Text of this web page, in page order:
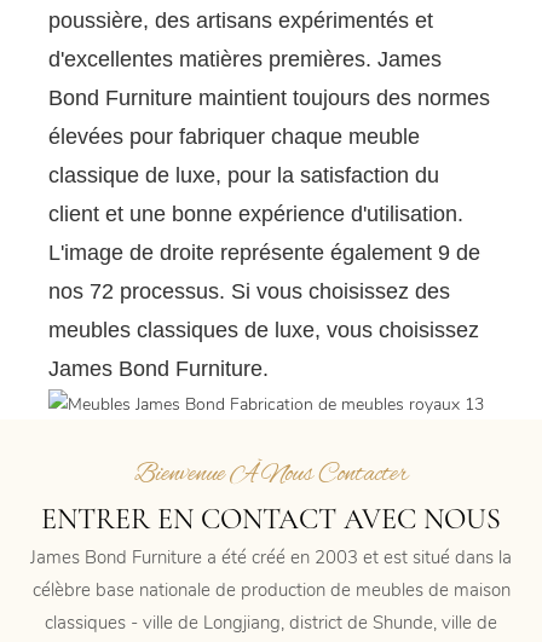
poussière, des artisans expérimentés et
d'excellentes matières premières. James
Bond Furniture maintient toujours des normes
élevées pour fabriquer chaque meuble
classique de luxe, pour la satisfaction du
client et une bonne expérience d'utilisation.
L'image de droite représente également 9 de
nos 72 processus. Si vous choisissez des
meubles classiques de luxe, vous choisissez
James Bond Furniture.
Bienvenue À Nous Contacter
ENTRER EN CONTACT AVEC NOUS
James Bond Furniture a été créé en 2003 et est situé dans la
célèbre base nationale de production de meubles de maison
classiques - ville de Longjiang, district de Shunde, ville de